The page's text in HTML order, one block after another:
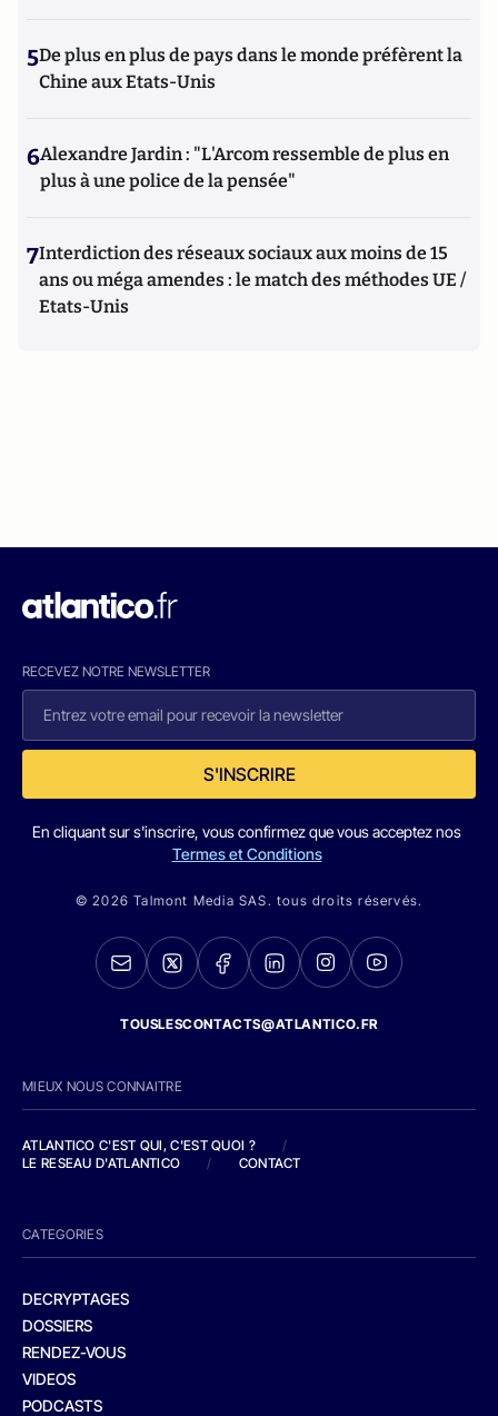
5De plus en plus de pays dans le monde préfèrent la
Chine aux Etats-Unis
6Alexandre Jardin : "L'Arcom ressemble de plus en
plus à une police de la pensée"
7Interdiction des réseaux sociaux aux moins de 15
ans ou méga amendes : le match des méthodes UE /
Etats-Unis
RECEVEZ NOTRE NEWSLETTER
S'INSCRIRE
En cliquant sur s'inscrire, vous confirmez que vous acceptez nos
Termes et Conditions
© 2026 Talmont Media SAS. tous droits réservés.
TOUSLESCONTACTS@ATLANTICO.FR
MIEUX NOUS CONNAITRE
ATLANTICO C'EST QUI, C'EST QUOI ?
/
LE RESEAU D'ATLANTICO
/ CONTACT
CATEGORIES
DECRYPTAGES
DOSSIERS
RENDEZ-VOUS
VIDEOS
PODCASTS